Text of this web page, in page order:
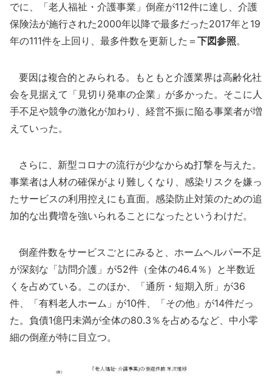
でに、「老人福祉・介護事業」倒産が112件に達し、介護
保険法が施行された2000年以降で最多だった2017年と19
年の111件を上回り、最多件数を更新した＝ 下図参照。
要因は複合的とみられる。もともと介護業界は高齢化社
会を見据えて「見切り発車の企業」が多かった。そこに人
手不足や競争の激化が加わり、経営不振に陥る事業者が増
えていった。
さらに、新型コロナの流行が少なからぬ打撃を与えた。
事業者は人材の確保がより難しくなり、感染リスクを嫌っ
たサービスの利用控えにも直面。感染防止対策のための追
加的な出費増を強いられることになったというわけだ。
倒産件数をサービスごとにみると、ホームヘルパー不足
が深刻な「訪問介護」が52件（全体の46.4％）と半数近
くを占めている。このほか、「通所・短期入所」が36
件、「有料老人ホーム」が10件、「その他」が14件だっ
た。負債1億円未満が全体の80.3％を占めるなど、中小零
細の倒産が特に目立つ。